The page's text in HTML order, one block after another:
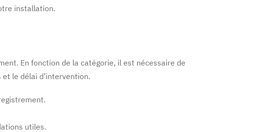
installation.
En fonction de la catégorie, il est nécessaire de
le délai d’intervention.
utiles.